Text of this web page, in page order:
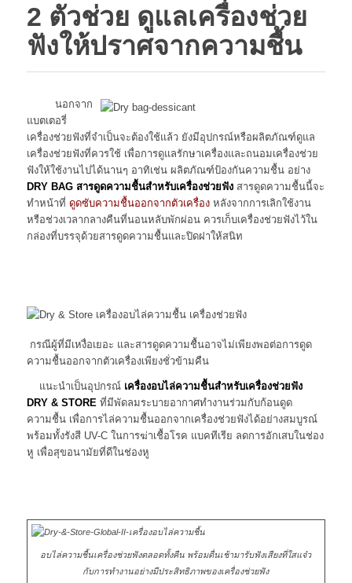
2 ตัวช่วย ดูแลเครื่องช่วย
ฟังให้ปราศจากความชื้น
นอกจาก
แบตเตอรี่
เครื่องช่วยฟังที่จำเป็นจะต้องใช้แล้ว ยังมีอุปกรณ์หรือผลิตภัณฑ์ดูแล
เครื่องช่วยฟังที่ควรใช้ เพื่อการดูแลรักษาเครื่องและถนอมเครื่องช่วย
ฟังให้ใช้งานไปได้นานๆ อาทิเช่น ผลิตภัณฑ์ป้องกันความชื้น อย่าง
DRY BAG สารดูดความชื้นสำหรับเครื่องช่วยฟังสารดูดความชื้นนี้จะ
ทำหน้าที่ ดูดซับความชื้นออกจากตัวเครื่อง หลังจากการเลิกใช้งาน
หรือช่วงเวลากลางคืนที่นอนหลับพักผ่อน ควรเก็บเครื่องช่วยฟังไว้ใน
กล่องที่บรรจุด้วยสารดูดความชื้นและปิดฝาให้สนิท
กรณีผู้ที่มีเหงื่อเยอะ และสารดูดความชื้นอาจไม่เพียงพอต่อการดูด
ความชื้นออกจากตัวเครื่องเพียงชั่วข้ามคืน
แนะนำเป็นอุปกรณ์ เครื่องอบไล่ความชื้นสำหรับเครื่องช่วยฟัง
DRY & STORE ที่มีพัดลมระบายอากาศทำงานร่วมกับก้อนดูด
ความชื้น เพื่อการไล่ความชื้นออกจากเครื่องช่วยฟังได้อย่างสมบูรณ์
พร้อมทั้งรังสี UV-C ในการฆ่าเชื้อโรค แบคทีเรีย ลดการอักเสบในช่อง
หู เพื่อสุขอนามัยที่ดีในช่องหู
อบไล่ความชื้นเครื่องช่วยฟังตลอดทั้งคืน พร้อมตื่นเช้ามารับฟังเสียงที่ใสแจ๋ว
กับการทำงานอย่างมีประสิทธิภาพของเครื่องช่วยฟัง